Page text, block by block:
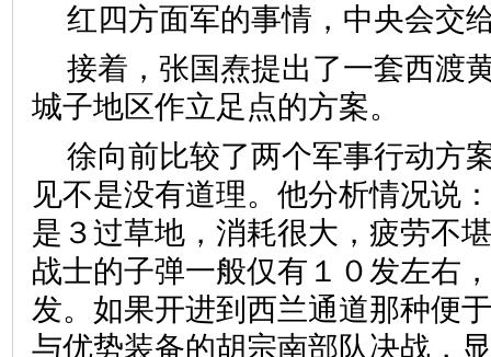
红四方面军的事情，中央会交
接着，张国焘提出了一套西渡
城子地区作立足点的方案。
徐向前比较了两个军事行动方
见不是没有道理。他分析情况说
是３过草地，消耗很大，疲劳不
战士的子弹一般仅有１０发左右
发。如果开进到西兰通道那种便
与优势装备的胡宗南部队决战，